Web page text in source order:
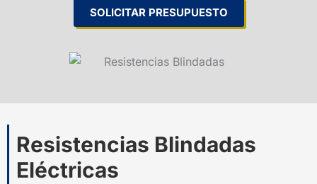
SOLICITAR PRESUPUESTO
Resistencias Blindadas
Eléctricas